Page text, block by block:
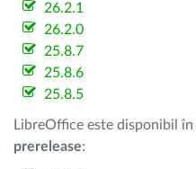
26.2.1
26.2.0
25.8.7
25.8.6
25.8.5
LibreOffice este disponibil
prerelease: